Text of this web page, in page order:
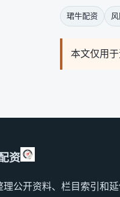
珺牛配资
本文仅用
资
理公开资料、栏目索引和